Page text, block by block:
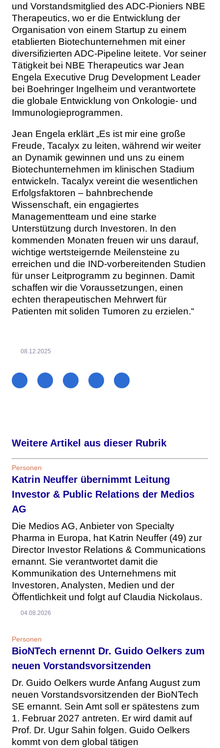
und Vorstandsmitglied des ADC-Pioniers NBE
Therapeutics, wo er die Entwicklung der
Organisation von einem Startup zu einem
etablierten Biotechunternehmen mit einer
diversifizierten ADC-Pipeline leitete. Vor seiner
Tätigkeit bei NBE Therapeutics war Jean
Engela Executive Drug Development Leader
bei Boehringer Ingelheim und verantwortete
die globale Entwicklung von Onkologie- und
Immunologieprogrammen.
Jean Engela erklärt „Es ist mir eine große
Freude, Tacalyx zu leiten, während wir weiter
an Dynamik gewinnen und uns zu einem
Biotechunternehmen im klinischen Stadium
entwickeln. Tacalyx vereint die wesentlichen
Erfolgsfaktoren – bahnbrechende
Wissenschaft, ein engagiertes
Managementteam und eine starke
Unterstützung durch Investoren. In den
kommenden Monaten freuen wir uns darauf,
wichtige wertsteigernde Meilensteine zu
erreichen und die IND-vorbereitenden Studien
für unser Leitprogramm zu beginnen. Damit
schaffen wir die Voraussetzungen, einen
echten therapeutischen Mehrwert für
Patienten mit soliden Tumoren zu erzielen.“
08.12.2025
Weitere Artikel aus dieser Rubrik
Personen
Katrin Neuffer übernimmt Leitung
Investor & Public Relations der Medios
AG
Die Medios AG, Anbieter von Specialty
Pharma in Europa, hat Katrin Neuffer (49) zur
Director Investor Relations & Communications
ernannt. Sie verantwortet damit die
Kommunikation des Unternehmens mit
Investoren, Analysten, Medien und der
Öffentlichkeit und folgt auf Claudia Nickolaus.
04.08.2026
Personen
BioNTech ernennt Dr. Guido Oelkers zum
neuen Vorstandsvorsitzenden
Dr. Guido Oelkers wurde Anfang August zum
neuen Vorstandsvorsitzenden der BioNTech
SE ernannt. Sein Amt soll er spätestens zum
1. Februar 2027 antreten. Er wird damit auf
Prof. Dr. Ugur Sahin folgen. Guido Oelkers
kommt von dem global tätigen